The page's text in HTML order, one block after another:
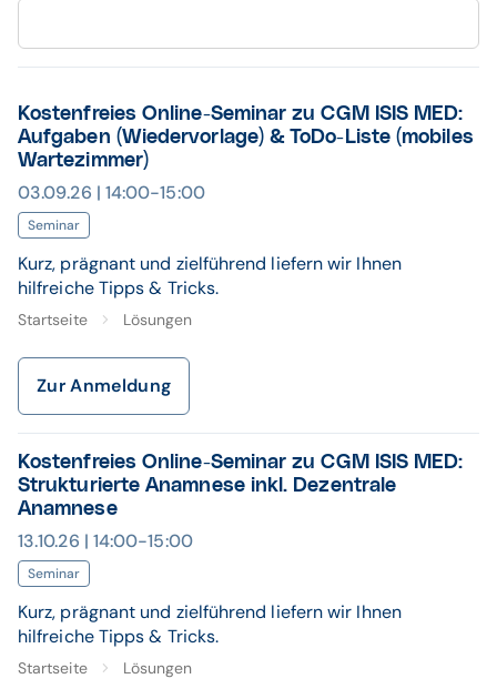
Kostenfreies Online-Seminar zu CGM ISIS MED:
Aufgaben (Wiedervorlage) & ToDo-Liste (mobiles
Wartezimmer)
03.09.26 | 14:00-15:00
Seminar
Kurz, prägnant und zielführend liefern wir Ihnen
hilfreiche Tipps & Tricks.
Startseite Lösungen
Zur Anmeldung
Kostenfreies Online-Seminar zu CGM ISIS MED:
Strukturierte Anamnese inkl. Dezentrale
Anamnese
13.10.26 | 14:00-15:00
Seminar
Kurz, prägnant und zielführend liefern wir Ihnen
hilfreiche Tipps & Tricks.
Startseite Lösungen